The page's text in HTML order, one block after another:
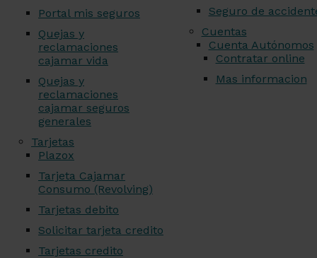
Portal mis seguros
Quejas y
reclamaciones
cajamar vida
Quejas y
reclamaciones
cajamar seguros
generales
Tarjetas
Plazox
Tarjeta Cajamar
Consumo (Revolving)
Tarjetas debito
Solicitar tarjeta credito
Tarjetas credito
Seguro de
Cuentas
Cuenta Autónomos
Contratar online
Mas informacion